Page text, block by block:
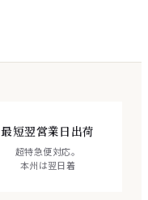
最短翌営業日出荷
超特急便対応。
本州は翌日着